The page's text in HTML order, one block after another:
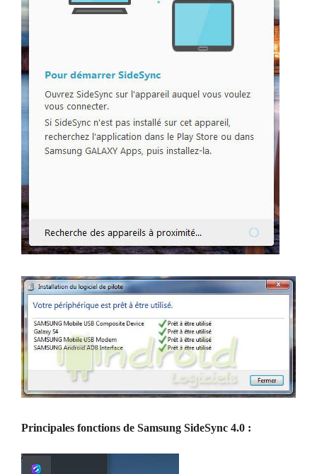
Principales fonctions de Samsung SideSync 4.0 :